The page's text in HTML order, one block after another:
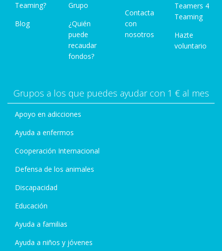
Teaming?
Blog
Grupo
¿Quién
puede
recaudar
fondos?
Contacta
con
nosotros
Teamers 4
Teaming
Hazte
voluntario
Grupos a los que puedes ayudar con 1 € al mes
Apoyo en adicciones
Ayuda a enfermos
Cooperación Internacional
Defensa de los animales
Discapacidad
Educación
Ayuda a familias
Ayuda a niños y jóvenes